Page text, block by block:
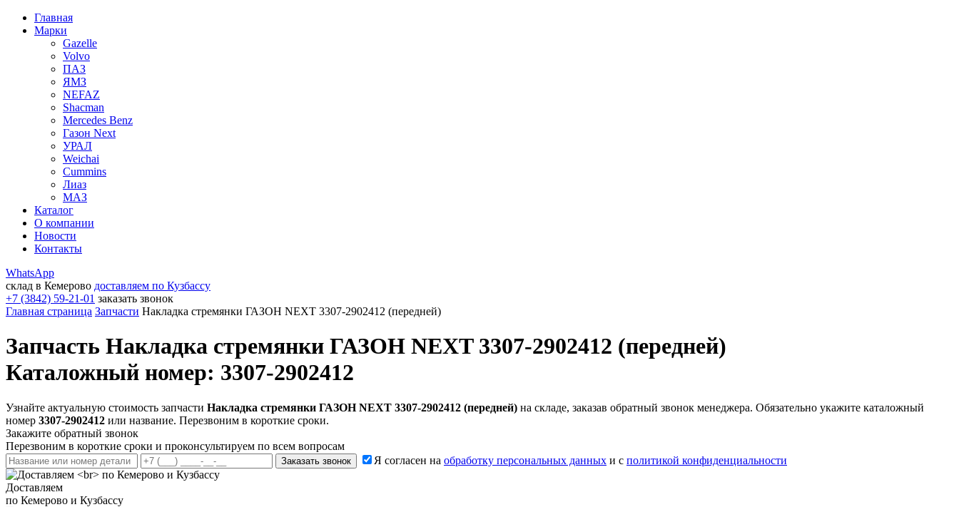
Главная
Марки
Gazelle
Volvo
ПАЗ
ЯМЗ
NEFAZ
Shacman
Mercedes Benz
Газон Next
УРАЛ
Weichai
Cummins
Лиаз
МАЗ
Каталог
О компании
Новости
Контакты
WhatsApp
склад в Кемерово доставляем по Кузбассу
+7 (3842) 59-21-01 заказать звонок
Главная страница Запчасти Накладка стремянки ГАЗОН NEXT 3307-2902412 (передней)
Запчасть Накладка стремянки ГАЗОН NEXT 3307-2902412 (передней)
Каталожный номер: 3307-2902412
Узнайте актуальную стоимость запчасти Накладка стремянки ГАЗОН NEXT 3307-2902412 (передней) на складе, заказав обратный звонок менеджера. Обязательно укажите каталожный
номер 3307-2902412 или название. Перезвоним в короткие сроки.
Закажите обратный звонок
Перезвоним в короткие сроки и проконсультируем по всем вопросам
Заказать звонок Я согласен на обработку персональных данных и с политикой конфиденциальности
Доставляем
по Кемерово и Кузбассу